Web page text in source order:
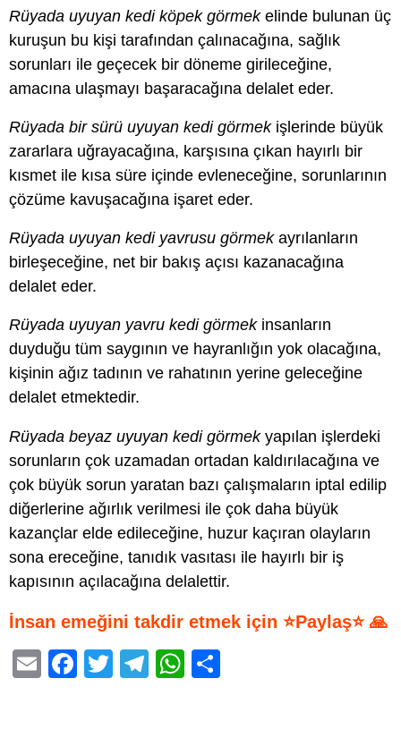
Rüyada uyuyan kedi köpek görmekelinde bulunan üç
kuruşun bu kişi tarafından çalınacağına, sağlık
sorunları ile geçecek bir döneme girileceğine,
amacına ulaşmayı başaracağına delalet eder.
Rüyada bir sürü uyuyan kedi görmekişlerinde büyük
zararlara uğrayacağına, karşısına çıkan hayırlı bir
kısmet ile kısa süre içinde evleneceğine, sorunlarının
çözüme kavuşacağına işaret eder.
Rüyada uyuyan kedi yavrusu görmekayrılanların
birleşeceğine, net bir bakış açısı kazanacağına
delalet eder.
Rüyada uyuyan yavru kedi görmekinsanların
duyduğu tüm saygının ve hayranlığın yok olacağına,
kişinin ağız tadının ve rahatının yerine geleceğine
delalet etmektedir.
Rüyada beyaz uyuyan kedi görmekyapılan işlerdeki
sorunların çok uzamadan ortadan kaldırılacağına ve
çok büyük sorun yaratan bazı çalışmaların iptal edilip
diğerlerine ağırlık verilmesi ile çok daha büyük
kazançlar elde edileceğine, huzur kaçıran olayların
sona ereceğine, tanıdık vasıtası ile hayırlı bir iş
kapısının açılacağına delalettir.
İnsan emeğini takdir etmek için ⭐Paylaş⭐ 🙏
E
F
T
T
W